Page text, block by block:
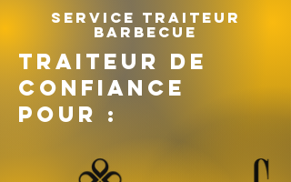
Service traiteur
barbecue
TRAITEUR DE
CONFIANCE
POUR :